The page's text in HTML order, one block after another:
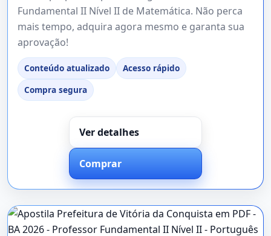
Fundamental II Nível II de Matemática. Não perca
mais tempo, adquira agora mesmo e garanta sua
aprovação!
Conteúdo atualizado
Acesso rápido
Compra segura
Ver detalhes
Comprar